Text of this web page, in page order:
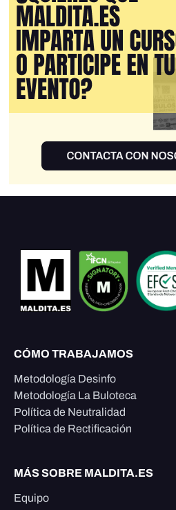
CÓMO TRABAJAMOS
Metodología Desinfo
Metodología La Buloteca
Política de Neutralidad
Política de Rectificación
MÁS SOBRE MALDITA.ES
Equipo